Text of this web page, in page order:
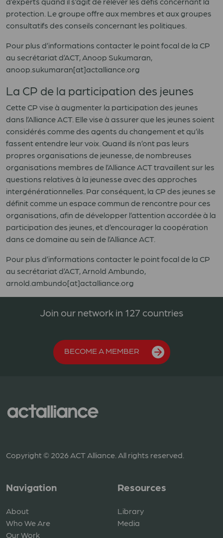
protection. Le groupe offre aux membres et aux groupes
consultatifs des conseils concernant les politiques.
Pour plus d’informations contacter le point focal de la CP
au secrétariat d’ACT, Anoop Sukumaran,
anoop.sukumaran[at]actalliance.org
La CP de la participation des jeunes
Cette CP vise à augmenter la participation des jeunes
dans l’Alliance ACT. Elle vise à assurer que les jeunes soient
considérés comme des agents du changement et qu’ils
fassent entendre leur voix. Quand ils n’ont pas leurs
propres organisations de jeunesse, de nombreuses
organisations membres de l’Alliance ACT travaillent sur les
questions relatives à la jeunesse avec des approches
intergénérationnelles. Par conséquent, la CP des jeunes se
définit comme un espace commun de rencontre pour ces
organisations, afin de développer l’attention accordée à la
participation des jeunes, et d’encourager la coopération
dans ce domaine au sein de l’Alliance ACT.
Pour plus d’informations contacter le point focal de la CP
au secrétariat d’ACT, Arnold Ambundo,
arnold.ambundo[at]actalliance.org
Join our network in 127 countries
BECOME A MEMBER
Copyright © 2026 ACT Alliance. All rights reserved.
Navigation
About
Who We Are
Our Work
Resources
Library
Media